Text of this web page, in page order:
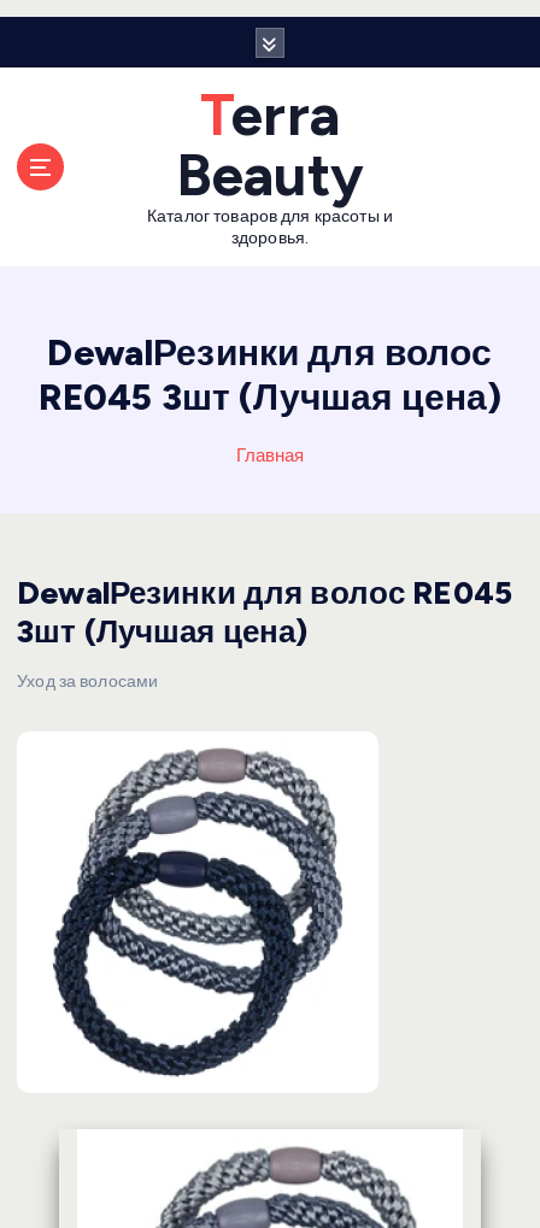
Terra
Beauty
Каталог товаров для красоты и
здоровья.
DewalРезинки для волос
RE045 3шт (Лучшая цена)
Главная
DewalРезинки для волос RE045
3шт (Лучшая цена)
Уход за волосами